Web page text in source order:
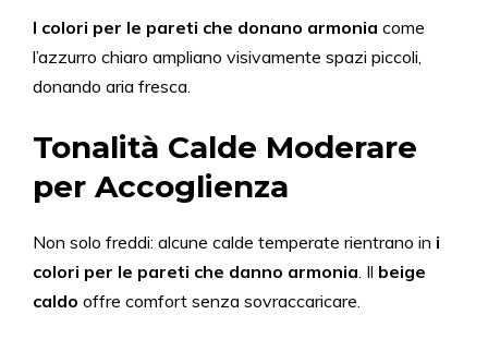
I colori per le pareti che donano armonia come
l’azzurro chiaro ampliano visivamente spazi piccoli,
donando aria fresca.
Tonalità Calde Moderare
per Accoglienza
Non solo freddi: alcune calde temperate rientrano in i
colori per le pareti che danno armonia. Il beige
caldo offre comfort senza sovraccaricare.